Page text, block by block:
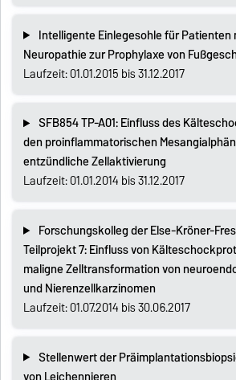
Intelligente Einlegesohle für
Neuropathie zur Prophylaxe von
Laufzeit: 01.01.2015 bis 31.12.2017
SFB854 TP-A01: Einfluss des
den proinflammatorischen
entzündliche Zellaktivierung
Laufzeit: 01.01.2014 bis 31.12.2017
Forschungskolleg der Else-Kröner-
Teilprojekt 7: Einfluss von
maligne Zelltransformation von
und Nierenzellkarzinomen
Laufzeit: 01.07.2014 bis 30.06.2017
Stellenwert der